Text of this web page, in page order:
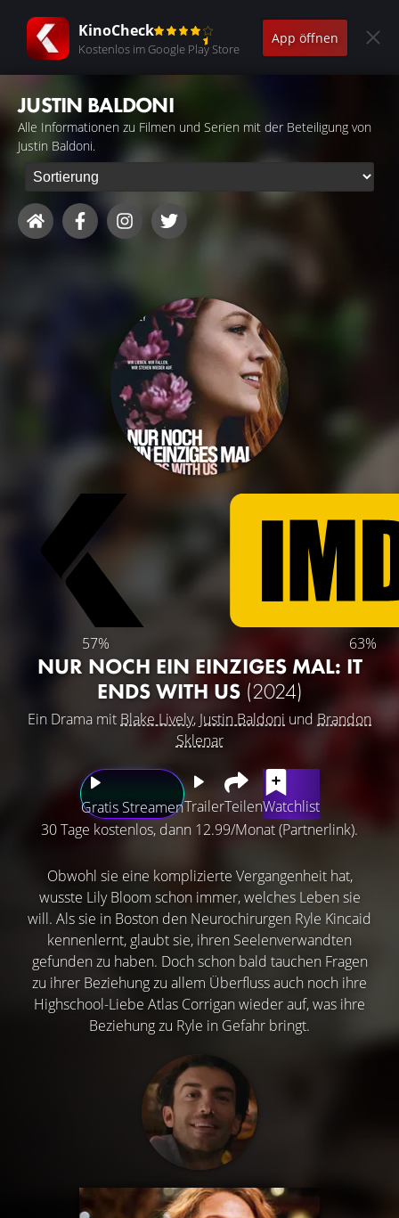
KinoCheck
Kostenlos im Google Play Store
App öffnen
JUSTIN BALDONI
Alle Informationen zu Filmen und Serien mit der Beteiligung von
Justin Baldoni.
57% 63%
NUR NOCH EIN EINZIGES MAL: IT
ENDS WITH US (2024)
Ein Drama mit Blake Lively, Justin Baldoni und Brandon
Sklenar
Gratis StreamenTrailerTeilenWatchlist
30 Tage kostenlos, dann 12.99/Monat (Partnerlink).
Obwohl sie eine komplizierte Vergangenheit hat,
wusste Lily Bloom schon immer, welches Leben sie
will. Als sie in Boston den Neurochirurgen Ryle Kincaid
kennenlernt, glaubt sie, ihren Seelenverwandten
gefunden zu haben. Doch schon bald tauchen Fragen
zu ihrer Beziehung zu allem Überfluss auch noch ihre
Highschool-Liebe Atlas Corrigan wieder auf, was ihre
Beziehung zu Ryle in Gefahr bringt.